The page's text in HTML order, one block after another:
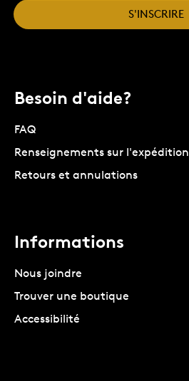
S'INSCRIRE
Besoin d'aide?
FAQ
Renseignements sur l'expédition
Retours et annulations
Informations
Nous joindre
Trouver une boutique
Accessibilité